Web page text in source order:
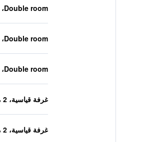
Double room، نوع السرير غير معروف
Double room، نوع السرير غير معروف
Double room، نوع السرير غير معروف
غرفة قياسية، 2 من أسرّة الكوين
غرفة قياسية، 2 من أسرّة الكوين